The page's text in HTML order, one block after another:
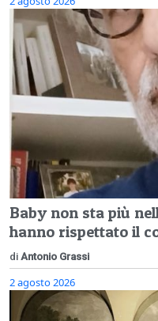
Baby non sta più
hanno rispettato il
di Antonio Grassi
2 agosto 2026